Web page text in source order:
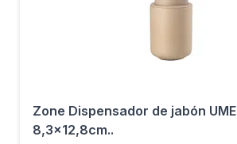
Zone Dispensador de jabón UME
8,3x12,8cm..